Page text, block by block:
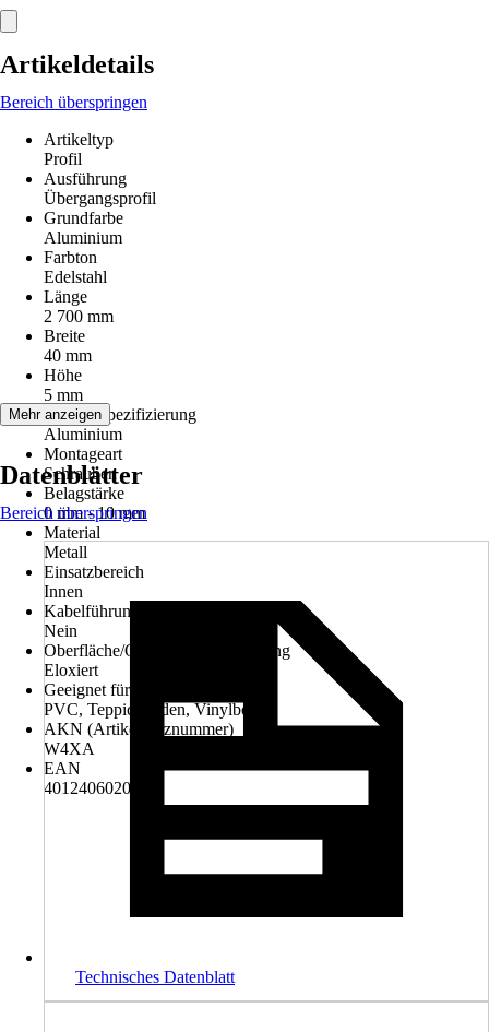
Artikeldetails
Bereich überspringen
Artikeltyp
Profil
Ausführung
Übergangsprofil
Grundfarbe
Aluminium
Farbton
Edelstahl
Länge
2 700 mm
Breite
40 mm
Höhe
5 mm
Materialspezifizierung
Aluminium
Montageart
Schrauben
Belagstärke
0 mm - 10 mm
Material
Metall
Einsatzbereich
Innen
Kabelführung
Nein
Oberfläche/Oberflächenbehandlung
Eloxiert
Geeignet für Untergrund
PVC, Teppichboden, Vinylboden
AKN (Artikelkurznummer)
W4XA
EAN
4012406020649
Mehr anzeigen
Datenblätter
Bereich überspringen
Technisches Datenblatt